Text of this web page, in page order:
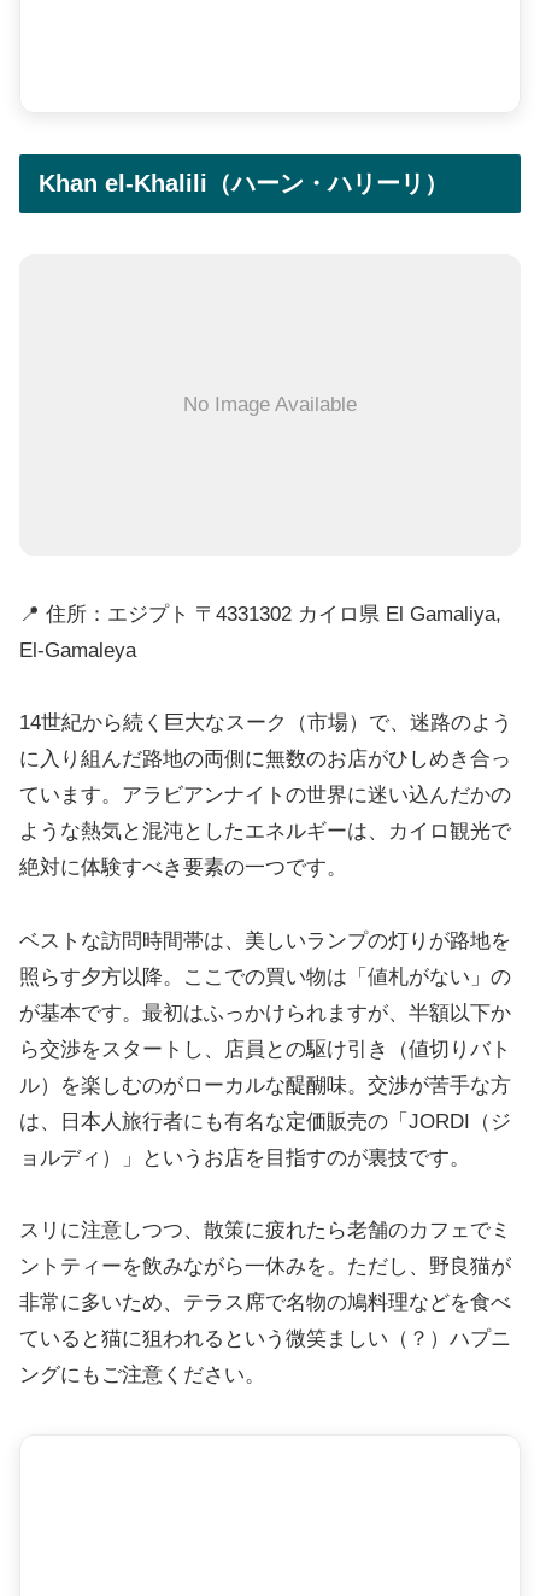
Khan el-Khalili（ハーン・ハリーリ）
No Image Available
📍 住所：エジプト 〒4331302 カイロ県 El Gamaliya,
El-Gamaleya
14世紀から続く巨大なスーク（市場）で、迷路のよう
に入り組んだ路地の両側に無数のお店がひしめき合っ
ています。アラビアンナイトの世界に迷い込んだかの
ような熱気と混沌としたエネルギーは、カイロ観光で
絶対に体験すべき要素の一つです。
ベストな訪問時間帯は、美しいランプの灯りが路地を
照らす夕方以降。ここでの買い物は「値札がない」の
が基本です。最初はふっかけられますが、半額以下か
ら交渉をスタートし、店員との駆け引き（値切りバト
ル）を楽しむのがローカルな醍醐味。交渉が苦手な方
は、日本人旅行者にも有名な定価販売の「JORDI（ジ
ョルディ）」というお店を目指すのが裏技です。
スリに注意しつつ、散策に疲れたら老舗のカフェでミ
ントティーを飲みながら一休みを。ただし、野良猫が
非常に多いため、テラス席で名物の鳩料理などを食べ
ていると猫に狙われるという微笑ましい（？）ハプニ
ングにもご注意ください。